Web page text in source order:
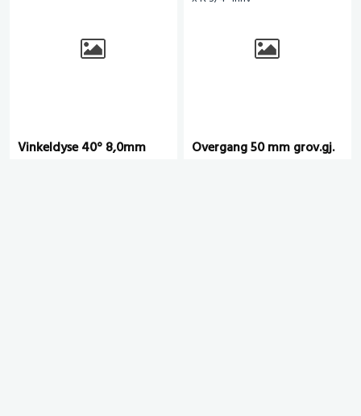
Vinkeldyse 40° 8,0mm
Overgang 50 mm grov.gj.